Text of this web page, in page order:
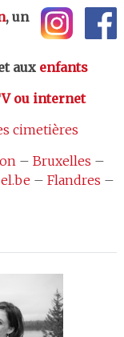
, un
aux enfants
ou internet
cimetières
– Bruxelles –
– Flandres –